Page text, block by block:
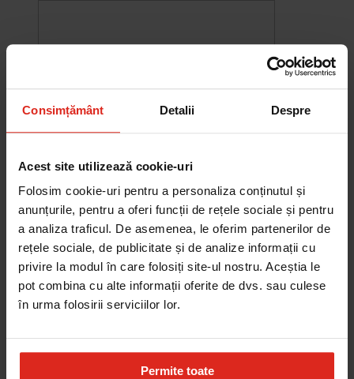
Consimțământ Detalii Despre
Acest site utilizează cookie-uri
Folosim cookie-uri pentru a personaliza conținutul și
anunțurile, pentru a oferi funcții de rețele sociale și pentru
a analiza traficul. De asemenea, le oferim partenerilor de
rețele sociale, de publicitate și de analize informații cu
privire la modul în care folosiți site-ul nostru. Aceștia le
pot combina cu alte informații oferite de dvs. sau culese
în urma folosirii serviciilor lor.
Permite toate
-10%
Chiuveta Maris MRG 610-60
was 2.580,20 RON Pret special 2.322,18 RON
Adauga în cos